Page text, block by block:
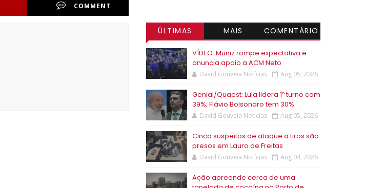
COMMENT
ÚLTIMAS
MAIS
COMENTÁRIO
VÍDEO: Muniz rompe expectativa e
anuncia apoio a ACM Neto
David Gouveia Notícias Aug 05, 2026
Genial/Quaest: Lula lidera 1º turno com
39%; Flávio Bolsonaro tem 30%
David Gouveia Notícias Aug 05, 2026
Cinco suspeitos de ataque a tiros são
presos em Lauro de Freitas
David Gouveia Notícias Aug 04, 2026
Ação apreende cerca de uma